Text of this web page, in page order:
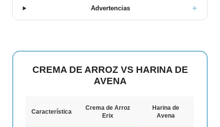
Advertencias
CREMA DE ARROZ VS HARINA DE
AVENA
Característica
Crema de Arroz
Erix
Harina de
Avena